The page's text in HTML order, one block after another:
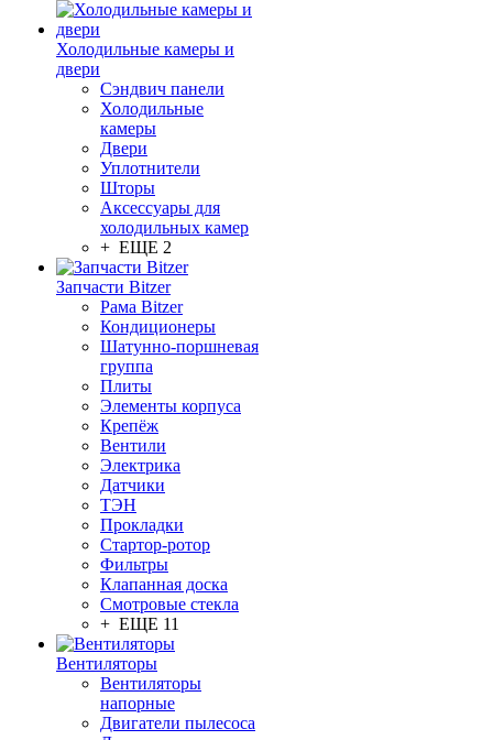
Холодильные камеры и
двери
Сэндвич панели
Холодильные
камеры
Двери
Уплотнители
Шторы
Аксессуары для
холодильных камер
+ ЕЩЕ 2
Запчасти Bitzer
Рама Bitzer
Кондиционеры
Шатунно-поршневая
группа
Плиты
Элементы корпуса
Крепёж
Вентили
Электрика
Датчики
ТЭН
Прокладки
Стартор-ротор
Фильтры
Клапанная доска
Смотровые стекла
+ ЕЩЕ 11
Вентиляторы
Вентиляторы
напорные
Двигатели пылесоса